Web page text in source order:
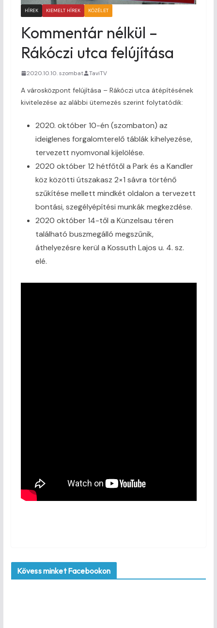
HÍREK KIEMELT HÍREK KÖZÉLET
Kommentár nélkül –
Rákóczi utca felújítása
2020.10.10. szombat TaviTV
A városközpont felújítása – Rákóczi utca átépítésének
kivitelezése az alábbi ütemezés szerint folytatódik:
2020. október 10-én (szombaton) az
ideiglenes forgalomterelő táblák kihelyezése,
tervezett nyomvonal kijelölése.
2020 október 12 hétfőtől a Park és a Kandler
köz közötti útszakasz 2×1 sávra történő
szűkítése mellett mindkét oldalon a tervezett
bontási, szegélyépítési munkák megkezdése.
2020 október 14-től a Künzelsau téren
található buszmegálló megszűnik,
áthelyezésre kerül a Kossuth Lajos u. 4. sz.
elé.
Kövess minket Facebookon